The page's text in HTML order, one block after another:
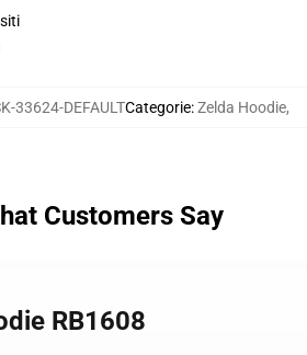
33624-DEFAULTCategorie:Zelda Hoodie,
Customers Say
RB1608